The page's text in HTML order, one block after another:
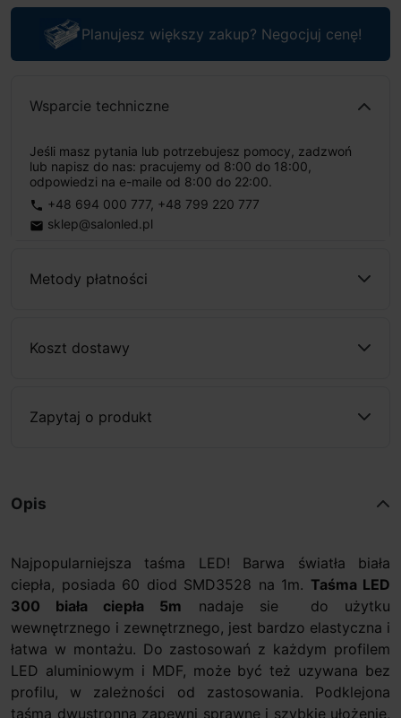
Planujesz większy zakup? Negocjuj cenę!
Wsparcie techniczne
Jeśli masz pytania lub potrzebujesz pomocy, zadzwoń
lub napisz do nas: pracujemy od 8:00 do 18:00,
odpowiedzi na e-maile od 8:00 do 22:00.
phone +48 694 000 777, +48 799 220 777
email sklep@salonled.pl
Metody płatności
Koszt dostawy
Zapytaj o produkt
Opis
Najpopularniejsza taśma LED! Barwa światła biała
ciepła, posiada 60 diod SMD3528 na 1m. Taśma LED
300 biała ciepła 5m nadaje sie do użytku
wewnętrznego i zewnętrznego, jest bardzo elastyczna i
łatwa w montażu. Do zastosowań z każdym profilem
LED aluminiowym i MDF, może być też uzywana bez
profilu, w zależności od zastosowania. Podklejona
taśmą dwustronną zapewni sprawne i szybkie ułożenie,